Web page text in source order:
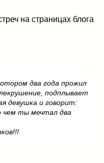
на страницах блога
два года прожил
подплывает
девушка и говорит:
чем ты мечтал два